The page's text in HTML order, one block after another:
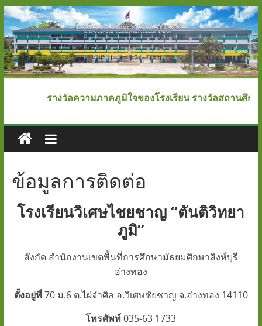
Skip
to
content
โรงเรียน
วิเศษ
ไชย
ชาญ
"ตันติ
วิทยา
ภูมิ"
รางวัลความภาคภูมิใจของโรงเรียน รางวัลสถานศึก
ข้อมูลการติดต่อ
โรงเรียนวิเศษไชยชาญ “ตันติวิทยา
ภูมิ”
สังกัด สำนักงานเขตพื้นที่การศึกษามัธยมศึกษาสิงห์บุรี
อ่างทอง
ตั้งอยู่ที่70 ม.6 ต.ไผ่จำศิล อ.วิเศษชัยชาญ จ.อ่างทอง 14110
โทรศัพท์035-63 1733